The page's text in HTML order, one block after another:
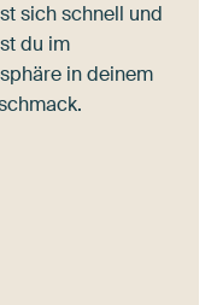
sich schnell und
du im
in deinem